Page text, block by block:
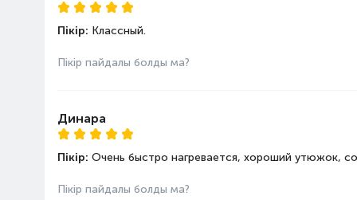
Пікір: Классный.
Пікір пайдалы болды ма?
Динара
Пікір: Очень быстро нагревается, хороший утюжок,
Пікір пайдалы болды ма?